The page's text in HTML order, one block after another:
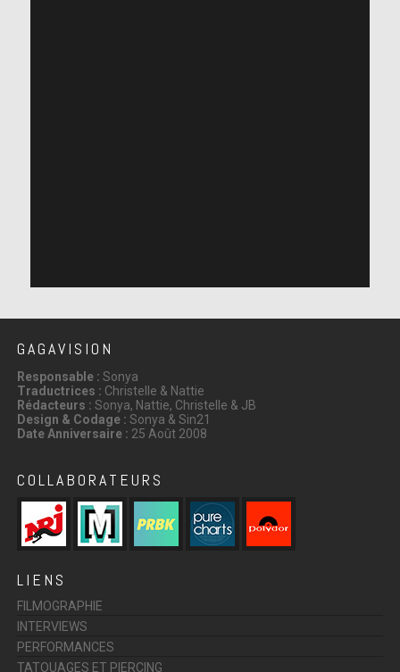
GAGAVISION
Responsable : Sonya
Traductrices : Christelle & Nattie
Rédacteurs : Sonya, Nattie, Christelle & JB
Design & Codage : Sonya & Sin21
Date Anniversaire : 25 Août 2008
COLLABORATEURS
LIENS
FILMOGRAPHIE
INTERVIEWS
PERFORMANCES
TATOUAGES ET PIERCING